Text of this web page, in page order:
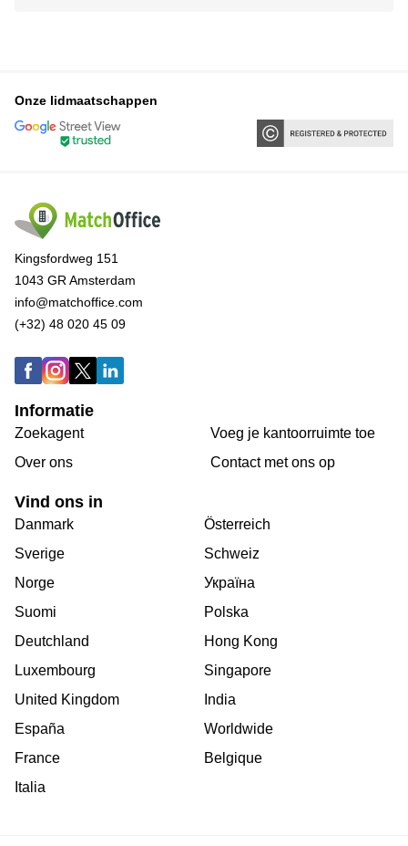
Onze lidmaatschappen
Kingsfordweg 151
1043 GR Amsterdam
info@matchoffice.com
(+32) 48 020 45 09
Informatie
Zoekagent
Over ons
Voeg je kantoorruimte toe
Сontact met ons op
Vind ons in
Danmark
Sverige
Norge
Suomi
Deutchland
Luxembourg
United Kingdom
España
France
Italia
Österreich
Schweiz
Україна
Polska
Hong Kong
Singapore
India
Worldwide
Belgique